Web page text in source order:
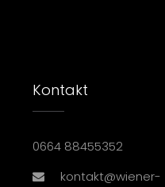
Kontakt
0664 88455352
kontakt@wiener-